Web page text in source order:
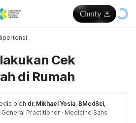
Cek
di Rumah
oleh dr. Mikhael Yosia, BMedSci,
General Practitioner · Medicine Sans